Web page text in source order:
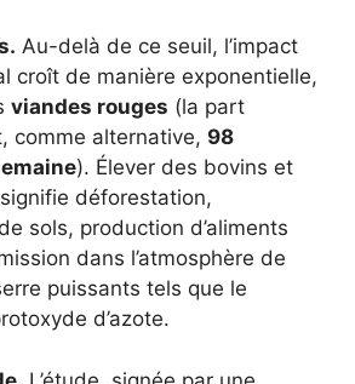
Au-delà de ce seuil, l’impact
croît de manière exponentielle,
viandes rouges (la part
comme alternative, 98
). Élever des bovins et
déforestation,
sols, production d’aliments
dans l’atmosphère de
puissants tels que le
d’azote.